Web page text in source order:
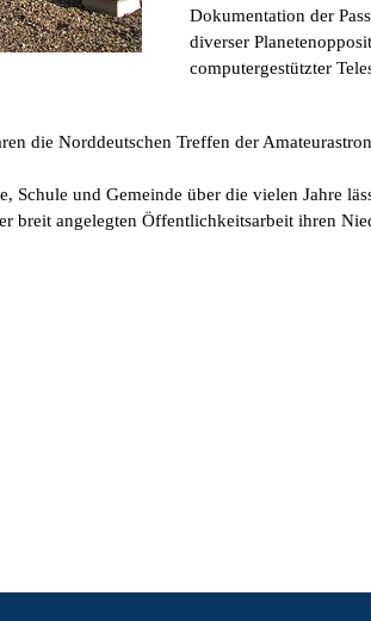
Dokumentation der
diverser
computergestützter
die Norddeutschen Treffen der
Schule und Gemeinde über die vielen Jahre
breit angelegten Öffentlichkeitsarbeit ihren